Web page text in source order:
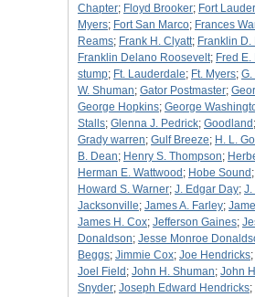
Chapter; Floyd Brooker; Fort
Myers; Fort San Marco; Frances
Reams; Frank H. Clyatt; Franklin
Franklin Delano Roosevelt; Fred E.
stump; Ft. Lauderdale; Ft. Myers; G.
W. Shuman; Gator Postmaster;
George Hopkins; George
Stalls; Glenna J. Pedrick; Goodland ;
Grady warren; Gulf Breeze; H. L.
B. Dean; Henry S. Thompson;
Herman E. Wattwood ; Hobe Sound ;
Howard S. Warner; J. Edgar Day; J.
Jacksonville; James A. Farley;
James H. Cox; Jefferson Gaines;
Donaldson; Jesse Monroe
Beggs; Jimmie Cox; Joe Hendricks;
Joel Field ; John H. Shuman; John
Snyder; Joseph Edward Hendricks;